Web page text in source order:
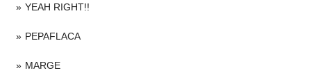
YEAH RIGHT!!
PEPAFLACA
MARGE